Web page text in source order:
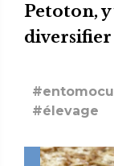
Petoton,
#élevage